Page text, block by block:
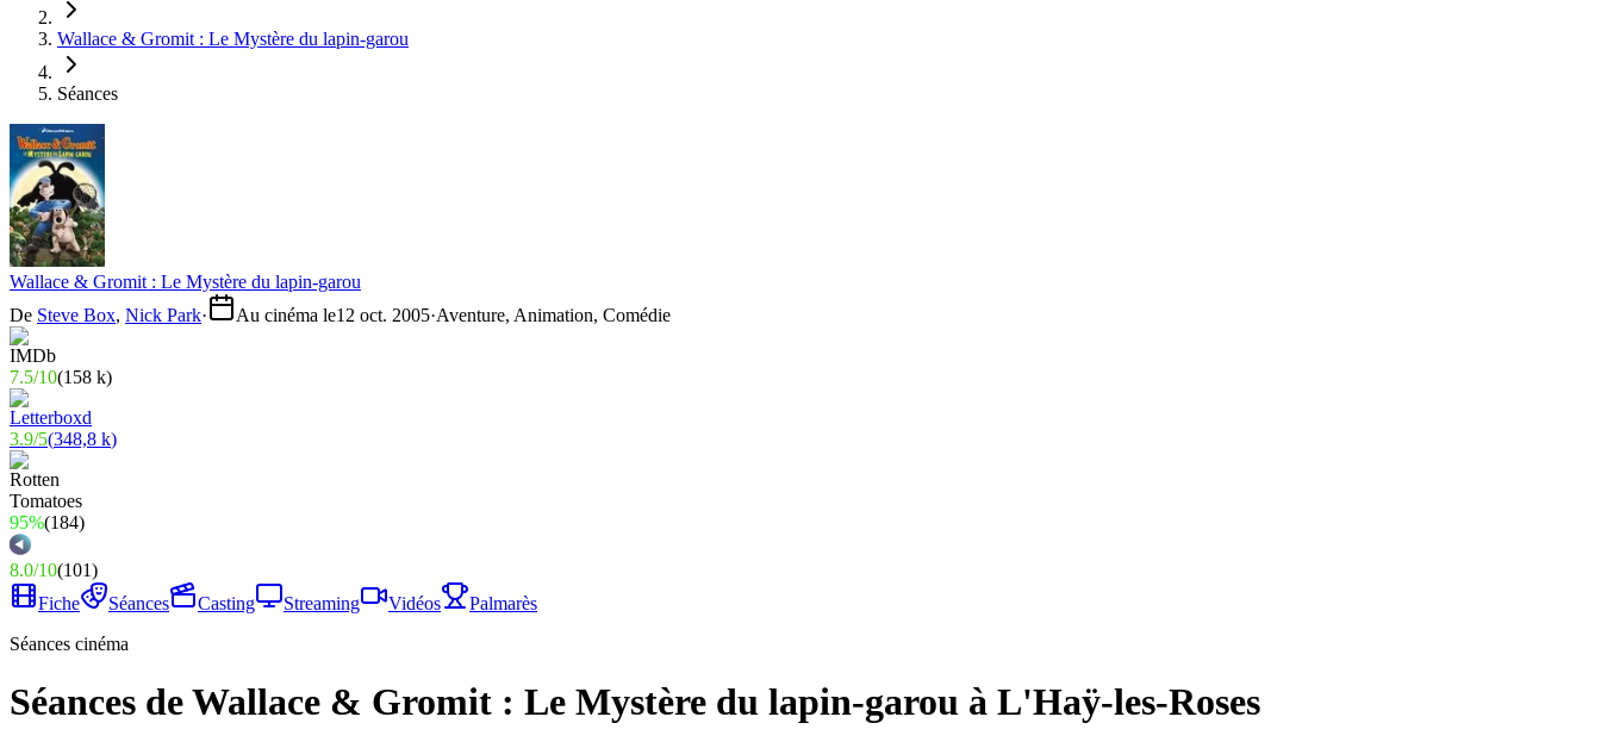
Wallace & Gromit : Le Mystère du lapin-garou
Séances
Wallace & Gromit : Le Mystère du lapin-garou
De Steve Box, Nick Park· Au cinéma le12 oct. 2005·Aventure, Animation, Comédie
7.5/10(158 k)
3.9/5(348,8 k)
95%(184)
8.0/10(101)
Fiche
Séances Casting Streaming Vidéos
Palmarès
Séances cinéma
Séances de Wallace & Gromit : Le Mystère du lapin-garou à L'Haÿ-les-Roses